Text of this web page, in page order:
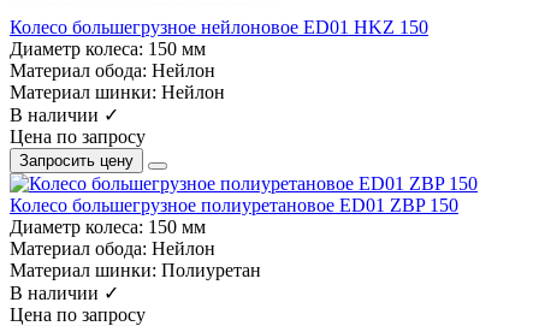
Колесо большегрузное нейлоновое ED01 HKZ 150
Диаметр колеса: 150 мм
Материал обода: Нейлон
Материал шинки: Нейлон
В наличии ✓
Цена по запросу
Запросить цену
Колесо большегрузное полиуретановое ED01 ZBP 150
Диаметр колеса: 150 мм
Материал обода: Нейлон
Материал шинки: Полиуретан
В наличии ✓
Цена по запросу